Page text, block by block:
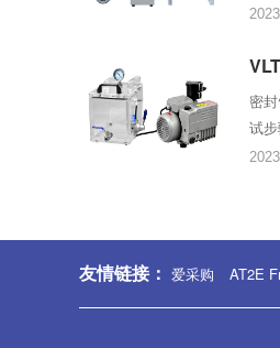
密
试
友情链接： 爱采购 AT2E